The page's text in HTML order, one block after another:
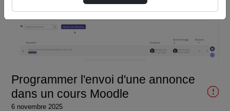
Lire
Programmer l'envoi d'une annonce
dans un cours Moodle
6 novembre 2025